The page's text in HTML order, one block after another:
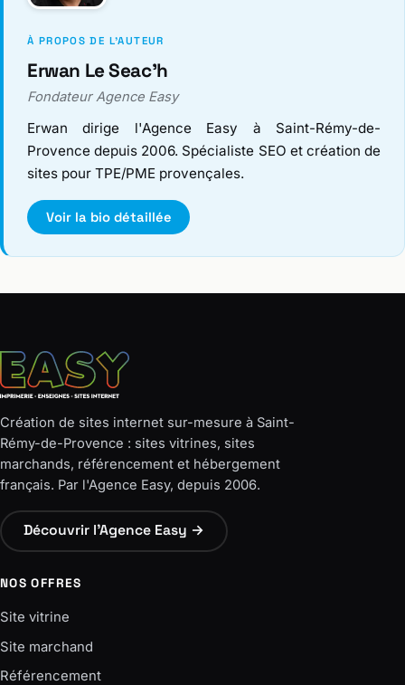
À PROPOS DE L'AUTEUR
Erwan Le Seac'h
Fondateur Agence Easy
Erwan dirige l'Agence Easy à Saint-Rémy-de-
Provence depuis 2006. Spécialiste SEO et création de
sites pour TPE/PME provençales.
Voir la bio détaillée
Création de sites internet sur-mesure à Saint-
Rémy-de-Provence : sites vitrines, sites
marchands, référencement et hébergement
français. Par l'Agence Easy, depuis 2006.
Découvrir l'Agence Easy →
NOS OFFRES
Site vitrine
Site marchand
Référencement